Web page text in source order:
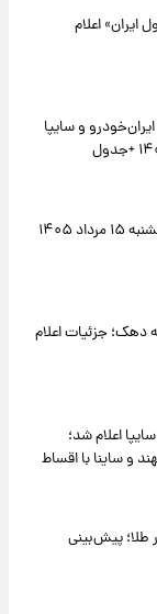
اعلام
و سایپا
۱۴۰۵
دهک؛ جزئیات اعلام
اعلام شد؛
و ساینا با اقساط
طلا؛ پیش‌بینی